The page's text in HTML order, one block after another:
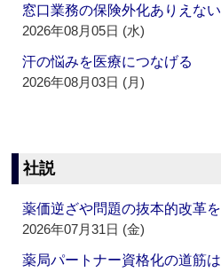
窓口業務の保険外化ありえない
2026年08月05日 (水)
汗の悩みを医療につなげる
2026年08月03日 (月)
社説
薬価逆ざや問題の抜本的改革を
2026年07月31日 (金)
薬局パートナー資格化の道筋は